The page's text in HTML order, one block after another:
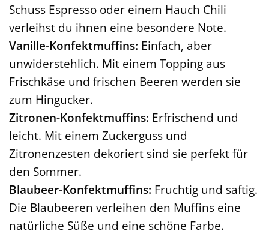
Schuss Espresso oder einem Hauch Chili
verleihst du ihnen eine besondere Note.
Vanille-Konfektmuffins: Einfach, aber
unwiderstehlich. Mit einem Topping aus
Frischkäse und frischen Beeren werden sie
zum Hingucker.
Zitronen-Konfektmuffins: Erfrischend und
leicht. Mit einem Zuckerguss und
Zitronenzesten dekoriert sind sie perfekt für
den Sommer.
Blaubeer-Konfektmuffins: Fruchtig und saftig.
Die Blaubeeren verleihen den Muffins eine
natürliche Süße und eine schöne Farbe.